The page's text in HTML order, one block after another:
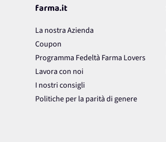
farma.it
La nostra Azienda
Coupon
Programma Fedeltà Farma Lovers
Lavora con noi
I nostri consigli
Politiche per la parità di genere